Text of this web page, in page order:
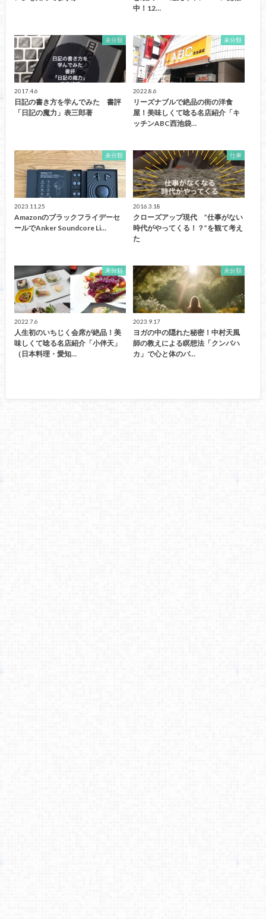
中！12…
未分類
2017.4.6
日記の書き方を学んでみた 書評
「日記の魔力」表三郎著
未分類
2022.8.6
リーズナブルで絶品の街の洋食
屋！美味しくて唸る名店紹介「キ
ッチンABC西池袋…
未分類
2023.11.25
Amazonのブラックフライデーセ
ールでAnker Soundcore Li…
仕事
2016.3.18
クローズアップ現代 ”仕事がない
時代がやってくる！？”を観て考え
た
未分類
2022.7.6
人生初のいちじく会席が絶品！美
味しくて唸る名店紹介「小伴天」
（日本料理・愛知…
未分類
2023.9.17
ヨガの中の隠れた秘密！中村天風
師の教えによる瞑想法「クンバハ
カ」で心と体のバ…